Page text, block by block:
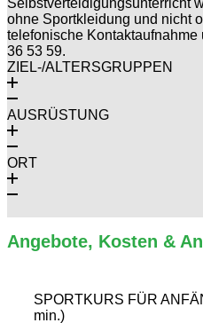
Selbstverteidigungsunterricht
ohne Sportkleidung und nicht
telefonische Kontaktaufnahme
36 53 59.
ZIEL-/ALTERSGRUPPEN
AUSRÜSTUNG
ORT
Angebote, Kosten &
SPORTKURS FÜR
min.)